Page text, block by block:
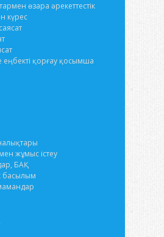
өзара әрекеттестік
күрес
еңбекті қорғау қосымша
жұмыс істеу
БАҚ
басылым